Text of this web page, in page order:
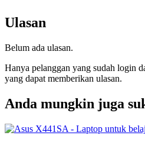
Ulasan
Belum ada ulasan.
Hanya pelanggan yang sudah login
yang dapat memberikan ulasan.
Anda mungkin juga